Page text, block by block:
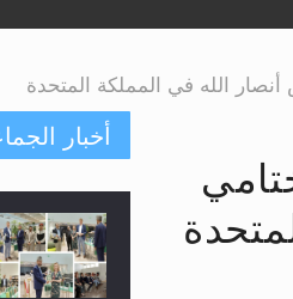
العربي >> المزيد
المزيد
الله في المملكة المتحدة
أخبار